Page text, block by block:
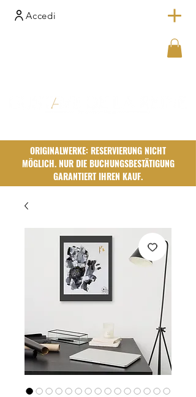
Accedi
ORIGINALWERKE: RESERVIERUNG NICHT
MÖGLICH. NUR DIE BUCHUNGSBESTÄTIGUNG
GARANTIERT IHREN KAUF.